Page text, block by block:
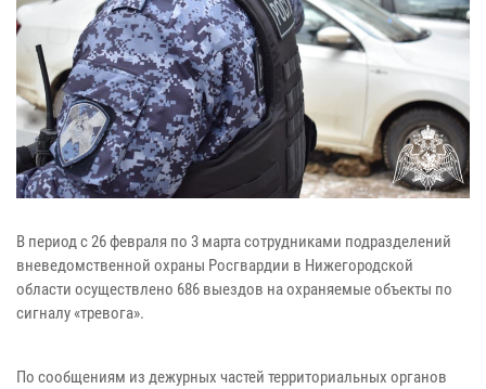
В период с 26 февраля по 3 марта сотрудниками подразделений
вневедомственной охраны Росгвардии в Нижегородской
области осуществлено 686 выездов на охраняемые объекты по
сигналу «тревога».
По сообщениям из дежурных частей территориальных органов